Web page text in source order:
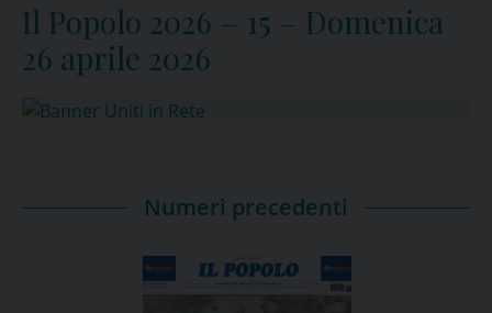
Il Popolo 2026 – 15 – Domenica
26 aprile 2026
Numeri precedenti